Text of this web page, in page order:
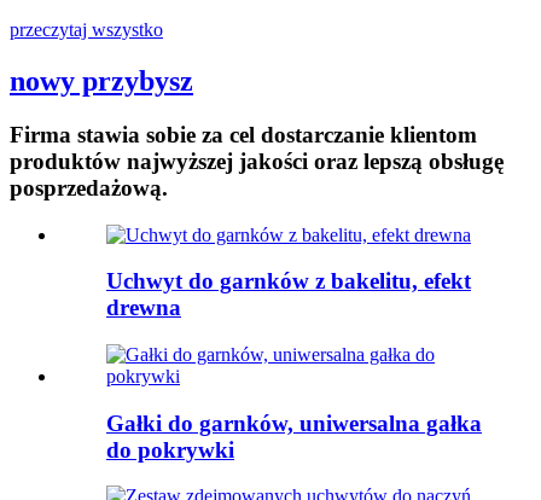
przeczytaj wszystko
nowy przybysz
Firma stawia sobie za cel dostarczanie klientom
produktów najwyższej jakości oraz lepszą obsługę
posprzedażową.
Uchwyt do garnków z bakelitu, efekt
drewna
Gałki do garnków, uniwersalna gałka
do pokrywki